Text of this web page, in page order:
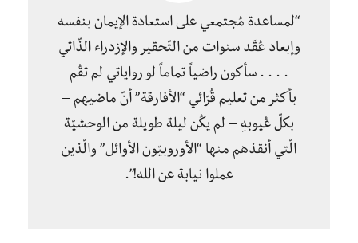
“لمساعدة مُجتمعي على استعادة الإيمان بنفسه
وإبعاد عُقَد سنوات من التّحقير والإزدراء الذّاتي
. . . . سأكون راضياً تماماً لو رواياتي لم تقُم
بأكثر من تعليم قُرّائي “الأفارقة” أنّ ماضيهم –
بكلّ عُيوبهِ – لم يكُن ليلة طويلة من الوحشيّة
الّتي أنقذهم منها “الأوروبيّون الأوائل” والّذين
عملوا نيابة عن الله!”.